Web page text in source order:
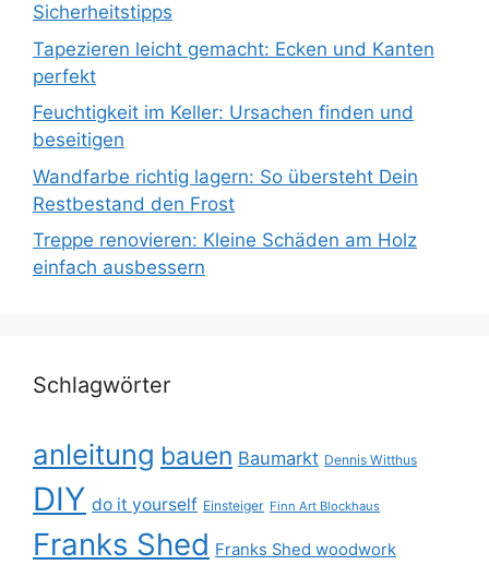
Sicherheitstipps
Tapezieren leicht gemacht: Ecken und Kanten
perfekt
Feuchtigkeit im Keller: Ursachen finden und
beseitigen
Wandfarbe richtig lagern: So übersteht Dein
Restbestand den Frost
Treppe renovieren: Kleine Schäden am Holz
einfach ausbessern
Schlagwörter
anleitung bauen Baumarkt Dennis Witthus
DIY do it yourself Einsteiger Finn Art Blockhaus
Franks Shed Franks Shed woodwork